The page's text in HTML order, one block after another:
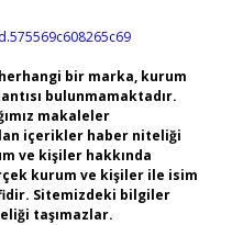
bir marka, kurum
bulunmamaktadır.
makaleler
içerikler haber niteliği
ve kişiler hakkında
kurum ve kişiler ile isim
Sitemizdeki bilgiler
taşımazlar.